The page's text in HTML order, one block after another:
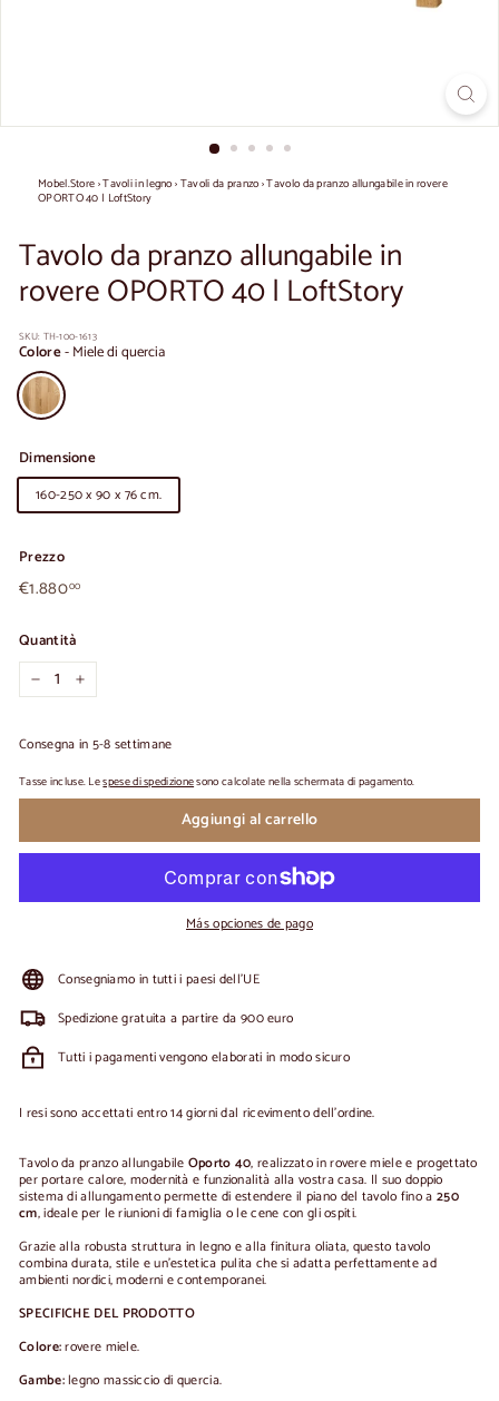
Mobel.Store›Tavoli in legno›Tavoli da pranzo›Tavolo da pranzo allungabile in rovere
OPORTO 40 | LoftStory
Tavolo da pranzo allungabile in
rovere OPORTO 40 | LoftStory
SKU: TH-100-1613
Colore-Miele di quercia
Dimensione
160-250 x 90 x 76 cm.
Prezzo
Prezzo
normale
€1.88000€1.880,00
Quantità
+
Consegna in 5-8 settimane
Tasse incluse. Lespese di spedizionesono calcolate nella schermata di pagamento.
Aggiungi al carrello
Más opciones de pago
Consegniamo in tutti i paesi dell'UE
Spedizione gratuita a partire da 900 euro
Tutti i pagamenti vengono elaborati in modo sicuro
I resi sono accettati entro 14 giorni dal ricevimento dell'ordine.
Tavolo da pranzo allungabile Oporto 40, realizzato in rovere miele e progettato
per portare calore, modernità e funzionalità alla vostra casa. Il suo doppio
sistema di allungamento permette di estendere il piano del tavolo fino a 250
cm, ideale per le riunioni di famiglia o le cene con gli ospiti.
Grazie alla robusta struttura in legno e alla finitura oliata, questo tavolo
combina durata, stile e un'estetica pulita che si adatta perfettamente ad
ambienti nordici, moderni e contemporanei.
SPECIFICHE DEL PRODOTTO
Colore:rovere miele.
Gambe:legno massiccio di quercia.